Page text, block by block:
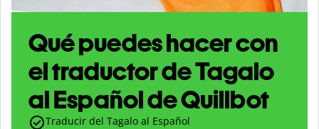
Qué puedes hacer con
el traductor de Tagalo
al Español de Quillbot
Traducir del Tagalo al Español